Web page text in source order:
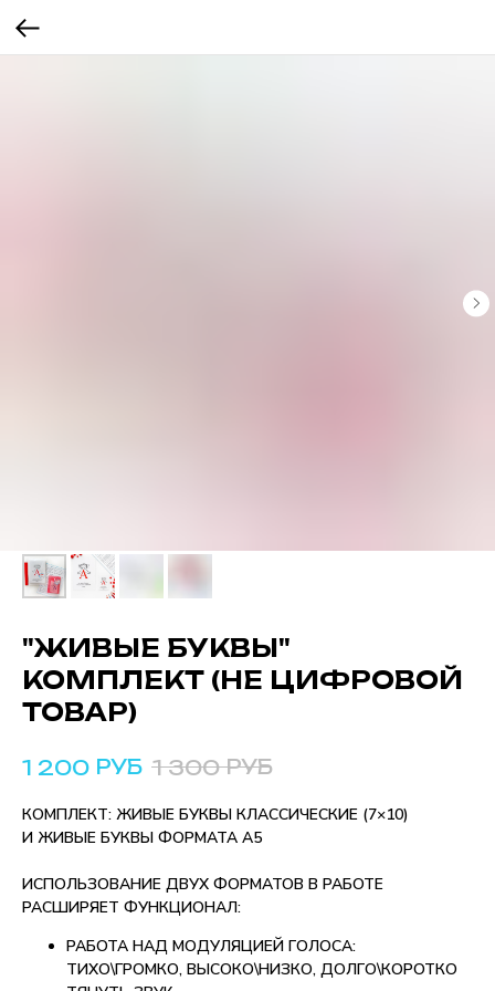
"ЖИВЫE БУКВЫ"
КОМПЛЕКТ (НЕ ЦИФРОВОЙ
ТОВАР)
1 200 РУБ 1 300 РУБ
КОМПЛЕКТ: ЖИВЫЕ БУКВЫ КЛАССИЧЕСКИЕ (7×10)
И ЖИВЫЕ БУКВЫ ФОРМАТА А5
ИСПОЛЬЗОВАНИЕ ДВУХ ФОРМАТОВ В РАБОТЕ
РАСШИРЯЕТ ФУНКЦИОНАЛ:
РАБОТА НАД МОДУЛЯЦИЕЙ ГОЛОСА:
ТИХО\ГРОМКО, ВЫСОКО\НИЗКО, ДОЛГО\КОРОТКО